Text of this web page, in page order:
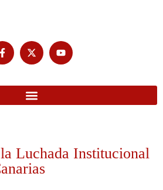
Luchada Institucional